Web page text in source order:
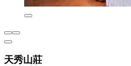
天秀山莊